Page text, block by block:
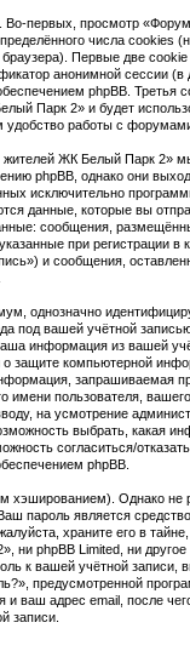
первых, просмотр
числа cookies
Первые две cookie
анонимной сессии
phpBB. Третья
Парк 2» и будет
удобство работы с
ЖК Белый Парк 2»
phpBB, однако они
исключительно
данные, которые вы
сообщения,
при регистрации
и сообщения,
однозначно
под вашей учётной
информация из вашей
защите компьютерной
запрашиваемая
пользователя,
на усмотрение
выбрать, какая
согласиться/
phpBB.
Однако не
пароль является
храните его в тайне,
ни phpBB Limited, ни
к вашей учётной записи,
предусмотренной
ваш адрес email, после
записи.